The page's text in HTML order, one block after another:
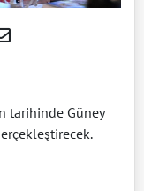
tarihinde Güney